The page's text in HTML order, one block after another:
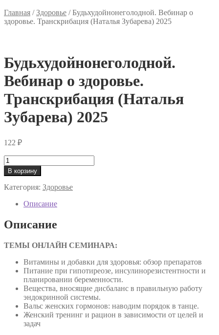
Главная /Здоровье /Будьхудойнонеголодной. Вебинар о
здоровье. Транскрибация (Наталья Зубарева) 2025
Будьхудойнонеголодной.
Вебинар о здоровье.
Транскрибация (Наталья
Зубарева) 2025
122 ₽
Количество
товара
Будьхудойнонеголодной.
Вебинар
здоровье.
(Наталья
Зубарева)
В корзину
Категория: Здоровье
Описание
Описание
ТЕМЫ ОНЛАЙН СЕМИНАРА:
Витамины и добавки для здоровья: обзор препаратов
Питание при гипотиреозе, инсулинорезистентности и
планировании беременности.
Вещества, вносящие дисбаланс в правильную работу
эндокринной системы.
Вальс женских гормонов: наводим порядок в танце.
Женский тренинг и рацион в зависимости от целей и
задач